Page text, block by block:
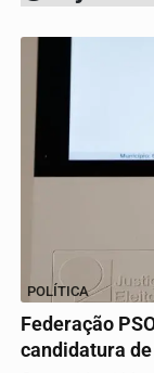
POLÍTICA
Federação
candidatura